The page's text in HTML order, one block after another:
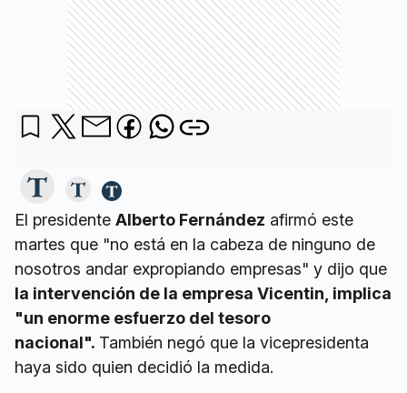
El presidente Alberto Fernández afirmó este
martes que "no está en la cabeza de ninguno de
nosotros andar expropiando empresas" y dijo que
la intervención de la empresa Vicentin, implica
"un enorme esfuerzo del tesoro
nacional". También negó que la vicepresidenta
haya sido quien decidió la medida.